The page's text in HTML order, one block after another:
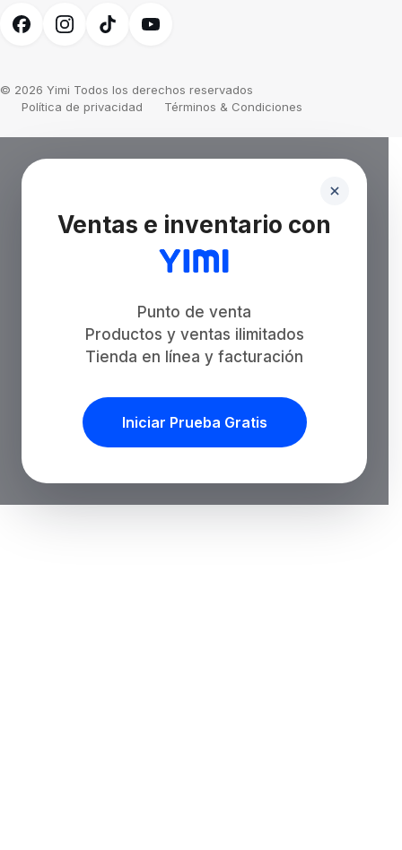
© 2026 Yimi Todos los derechos reservados
Política de privacidad
Términos & Condiciones
Ventas e inventario con
Punto de venta
Productos y ventas ilimitados
Tienda en línea y facturación
Iniciar Prueba Gratis